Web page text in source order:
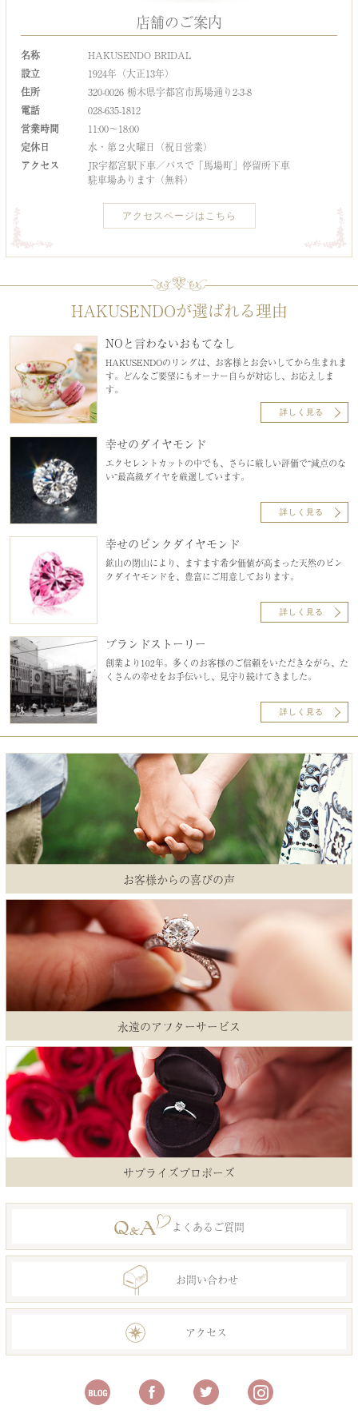
店舗のご案内
名称
HAKUSENDO BRIDAL
設立
1924年（大正13年）
住所
320-0026 栃木県宇都宮市馬場通り2-3-8
電話
028-635-1812
営業時間
11:00～18:00
定休日
水・第２火曜日（祝日営業）
アクセス
JR宇都宮駅下車／バスで「馬場町」停留所下車
駐車場あります（無料）
アクセスページはこちら
HAKUSENDOが選ばれる理由
NOと言わないおもてなし
HAKUSENDOのリングは、お客様とお会いしてから生まれま
す。どんなご要望にもオーナー自らが対応し、お応えしま
す。
詳しく見る
幸せのダイヤモンド
エクセレントカットの中でも、さらに厳しい評価で“減点のな
い”最高級ダイヤを厳選しています。
詳しく見る
幸せのピンクダイヤモンド
鉱山の閉山により、ますます希少価値が高まった天然のピン
クダイヤモンドを、豊富にご用意しております。
詳しく見る
ブランドストーリー
創業より102年。多くのお客様のご信頼をいただきながら、た
くさんの幸せをお手伝いし、見守り続けてきました。
詳しく見る
お客様からの喜びの声
永遠のアフターサービス
サプライズプロポーズ
よくあるご質問
お問い合わせ
アクセス